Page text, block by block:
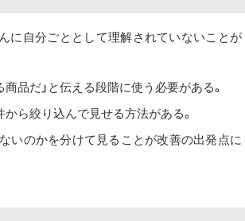
に自分ごととして理解されていないことが
品だ」と伝える段階に使う必要がある。
ら絞り込んで見せる方法がある。
いのかを分けて見ることが改善の出発点に